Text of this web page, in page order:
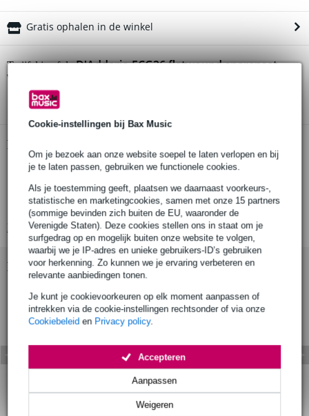
Cookie-instellingen bij Bax Music
Om je bezoek aan onze website soepel te laten verlopen en bij
je te laten passen, gebruiken we functionele cookies.
Als je toestemming geeft, plaatsen we daarnaast voorkeurs-,
statistische en marketingcookies, samen met onze 15 partners
(sommige bevinden zich buiten de EU, waaronder de
Verenigde Staten). Deze cookies stellen ons in staat om je
surfgedrag op en mogelijk buiten onze website te volgen,
waarbij we je IP-adres en unieke gebruikers-ID’s gebruiken
voor herkenning. Zo kunnen we je ervaring verbeteren en
relevante aanbiedingen tonen.
Je kunt je cookievoorkeuren op elk moment aanpassen of
intrekken via de cookie-instellingen rechtsonder of via onze
Cookiebeleid en Privacy policy.
Weigeren
Aanpassen
Accepteren
Gratis ophalen in de winkel
Twijfel je of deD'Addario ECG26 flatwound snarenset
voor elektrische gitaar
Productinformatie
set van 6 snaren
geschikt voor: elektrische gitaar
flatwound voor een super gladde textuur en zwoele klank
Bekijk alle productspecificaties
Bekijk ook eens (4)